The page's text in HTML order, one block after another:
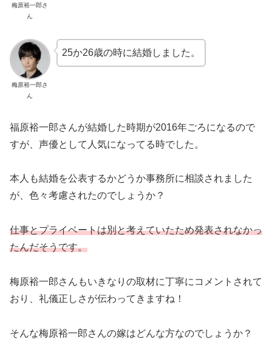
梅原裕一郎さ
ん
梅原裕一郎さ
ん
25か26歳の時に結婚しました。
福原裕一郎さんが結婚した時期が2016年ごろになるので
すが、声優として人気になってる時でした。
本人も結婚を公表するかどうか事務所に相談されました
が、色々考慮されたのでしょうか？
仕事とプライベートは別と考えていたため発表されなかっ
たんだそうです。
梅原裕一郎さんもいきなりの取材に丁寧にコメントされて
おり、礼儀正しさが伝わってきますね！
そんな梅原裕一郎さんの嫁はどんな方なのでしょうか？